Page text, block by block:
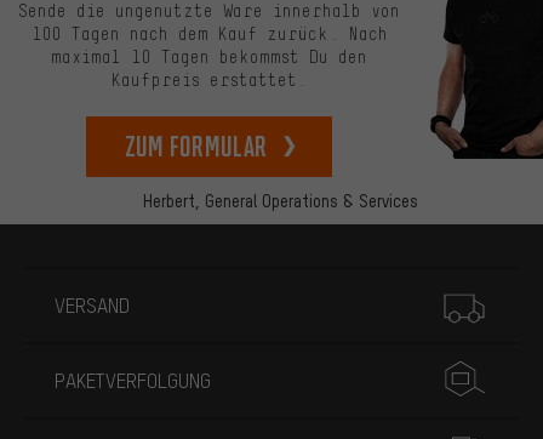
Herbert, General Operations & Services
Sende die ungenutzte Ware innerhalb von
100 Tagen nach dem Kauf zurück. Nach
maximal 10 Tagen bekommst Du den
Kaufpreis erstattet.
zum Formular
VERSAND
PAKETVERFOLGUNG